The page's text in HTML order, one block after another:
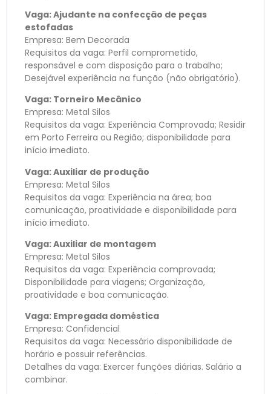
Vaga: Ajudante na confecção de peças
estofadas
Empresa: Bem Decorada
Requisitos da vaga: Perfil comprometido,
responsável e com disposição para o trabalho;
Desejável experiência na função (não obrigatório).
Vaga: Torneiro Mecânico
Empresa: Metal Silos
Requisitos da vaga: Experiência Comprovada; Residir
em Porto Ferreira ou Região; disponibilidade para
início imediato.
Vaga: Auxiliar de produção
Empresa: Metal Silos
Requisitos da vaga: Experiência na área; boa
comunicação, proatividade e disponibilidade para
início imediato.
Vaga: Auxiliar de montagem
Empresa: Metal Silos
Requisitos da vaga: Experiência comprovada;
Disponibilidade para viagens; Organização,
proatividade e boa comunicação.
Vaga: Empregada doméstica
Empresa: Confidencial
Requisitos da vaga: Necessário disponibilidade de
horário e possuir referências.
Detalhes da vaga: Exercer funções diárias. Salário a
combinar.